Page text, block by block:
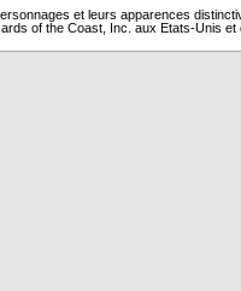
et leurs apparences
of the Coast, Inc. aux Etats-Unis